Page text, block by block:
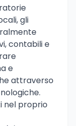
gli
contabili e
e
attraverso
nel proprio